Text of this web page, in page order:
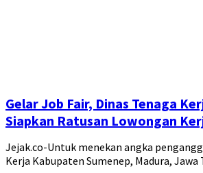
Gelar Job Fair, Dinas Tenaga
Siapkan Ratusan Lowongan
Jejak.co-Untuk menekan angka
Kerja Kabupaten Sumenep, Madura,